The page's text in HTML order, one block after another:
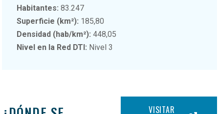
Habitantes: 83.247
Superficie (km²): 185,80
Densidad (hab/km²): 448,05
Nivel en la Red DTI: Nivel 3
VISITAR